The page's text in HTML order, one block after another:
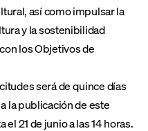
así como impulsar la
y la sostenibilidad
los Objetivos de
será de quince días
la publicación de este
el 21 de junio a las 14 horas.